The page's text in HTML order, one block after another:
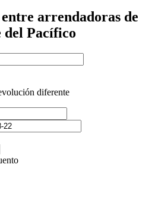
arrendadoras de
del Pacífico
diferente